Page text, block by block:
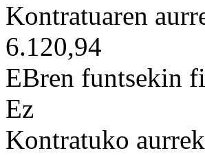
Kontratuaren
6.120,94
EBren funtsekin
Ez
Kontratuko